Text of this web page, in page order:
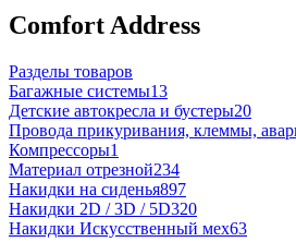
Comfort Address
Разделы товаров
Багажные системы13
Детские автокресла и бустеры20
Провода прикуривания, клеммы,
Компрессоры1
Материал отрезной234
Накидки на сиденья897
Накидки 2D / 3D / 5D320
Накидки Искусственный мех63